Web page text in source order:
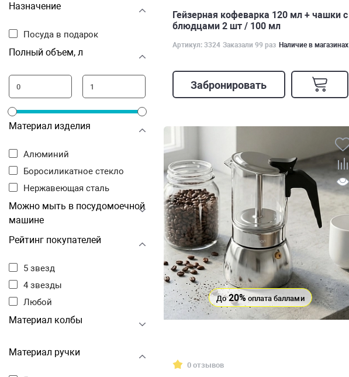
Назначение
Посуда в подарок
Полный объем, л
Материал изделия
Алюминий
Боросиликатное стекло
Нержавеющая сталь
Можно мыть в посудомоечной
машине
Рейтинг покупателей
5 звезд
4 звезды
Любой
Материал колбы
Материал ручки
Гейзерная кофеварка 120 мл + чашки с
блюдцами 2 шт / 100 мл
Артикул: 3324 Заказали 99 раз Наличие в магазинах
Забронировать
До20%оплата баллами
0 отзывов